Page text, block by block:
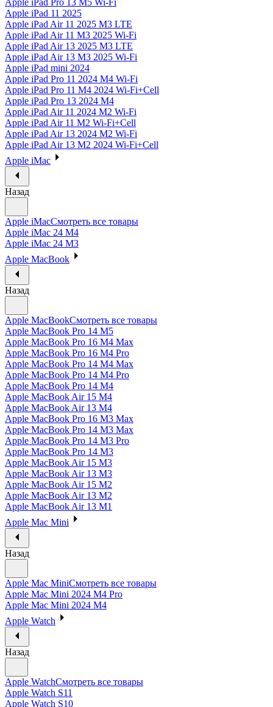
Apple iPad Pro 13 M5 Wi-Fi
Apple iPad 11 2025
Apple iPad Air 11 2025 M3 LTE
Apple iPad Air 11 M3 2025 Wi-Fi
Apple iPad Air 13 2025 M3 LTE
Apple iPad Air 13 M3 2025 Wi-Fi
Apple iPad mini 2024
Apple iPad Pro 11 2024 M4 Wi-Fi
Apple iPad Pro 11 M4 2024 Wi-Fi+Cell
Apple iPad Pro 13 2024 M4
Apple iPad Air 11 2024 M2 Wi-Fi
Apple iPad Air 11 M2 Wi-Fi+Cell
Apple iPad Air 13 2024 M2 Wi-Fi
Apple iPad Air 13 M2 2024 Wi-Fi+Cell
Apple iMac
Назад
Apple iMacСмотреть все товары
Apple iMac 24 M4
Apple iMac 24 M3
Apple MacBook
Назад
Apple MacBookСмотреть все товары
Apple MacBook Pro 14 M5
Apple MacBook Pro 16 M4 Max
Apple MacBook Pro 16 M4 Pro
Apple MacBook Pro 14 M4 Max
Apple MacBook Pro 14 M4 Pro
Apple MacBook Pro 14 M4
Apple MacBook Air 15 M4
Apple MacBook Air 13 M4
Apple MacBook Pro 16 M3 Max
Apple MacBook Pro 14 M3 Max
Apple MacBook Pro 14 M3 Pro
Apple MacBook Pro 14 M3
Apple MacBook Air 15 M3
Apple MacBook Air 13 M3
Apple MacBook Air 15 M2
Apple MacBook Air 13 M2
Apple MacBook Air 13 M1
Apple Mac Mini
Назад
Apple Mac MiniСмотреть все товары
Apple Mac Mini 2024 M4 Pro
Apple Mac Mini 2024 M4
Apple Watch
Назад
Apple WatchСмотреть все товары
Apple Watch S11
Apple Watch S10